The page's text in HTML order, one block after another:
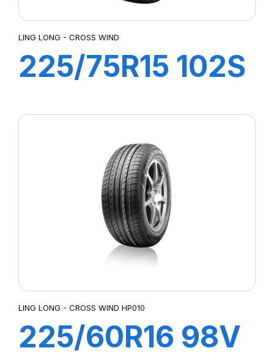
LING LONG - CROSS WIND
225/75R15 102S
LING LONG - CROSS WIND HP010
225/60R16 98V